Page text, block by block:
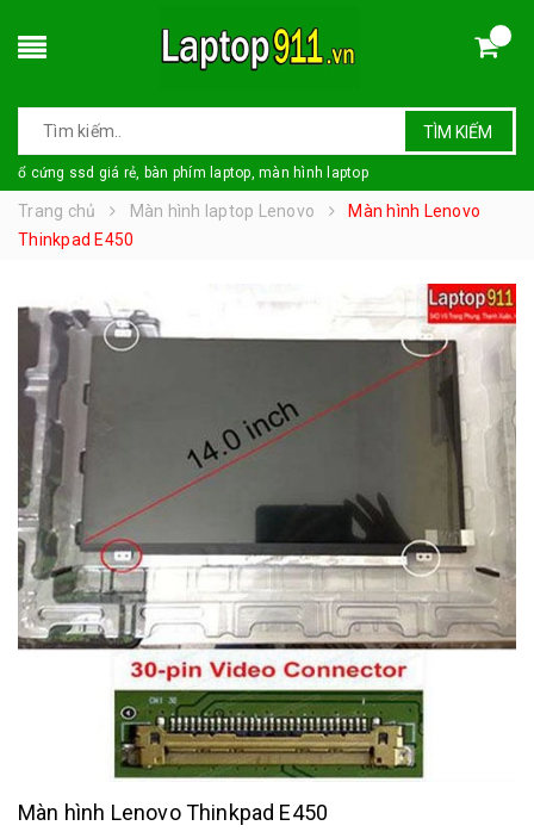
TÌM KIẾM
ổ cứng ssd giá rẻ, bàn phím laptop, màn hình laptop
Trang chủ Màn hình laptop Lenovo
Màn hình Lenovo
Thinkpad E450
Màn hình Lenovo Thinkpad E450